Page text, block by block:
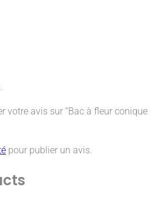
votre avis sur “Bac à fleur conique
pour publier un avis.